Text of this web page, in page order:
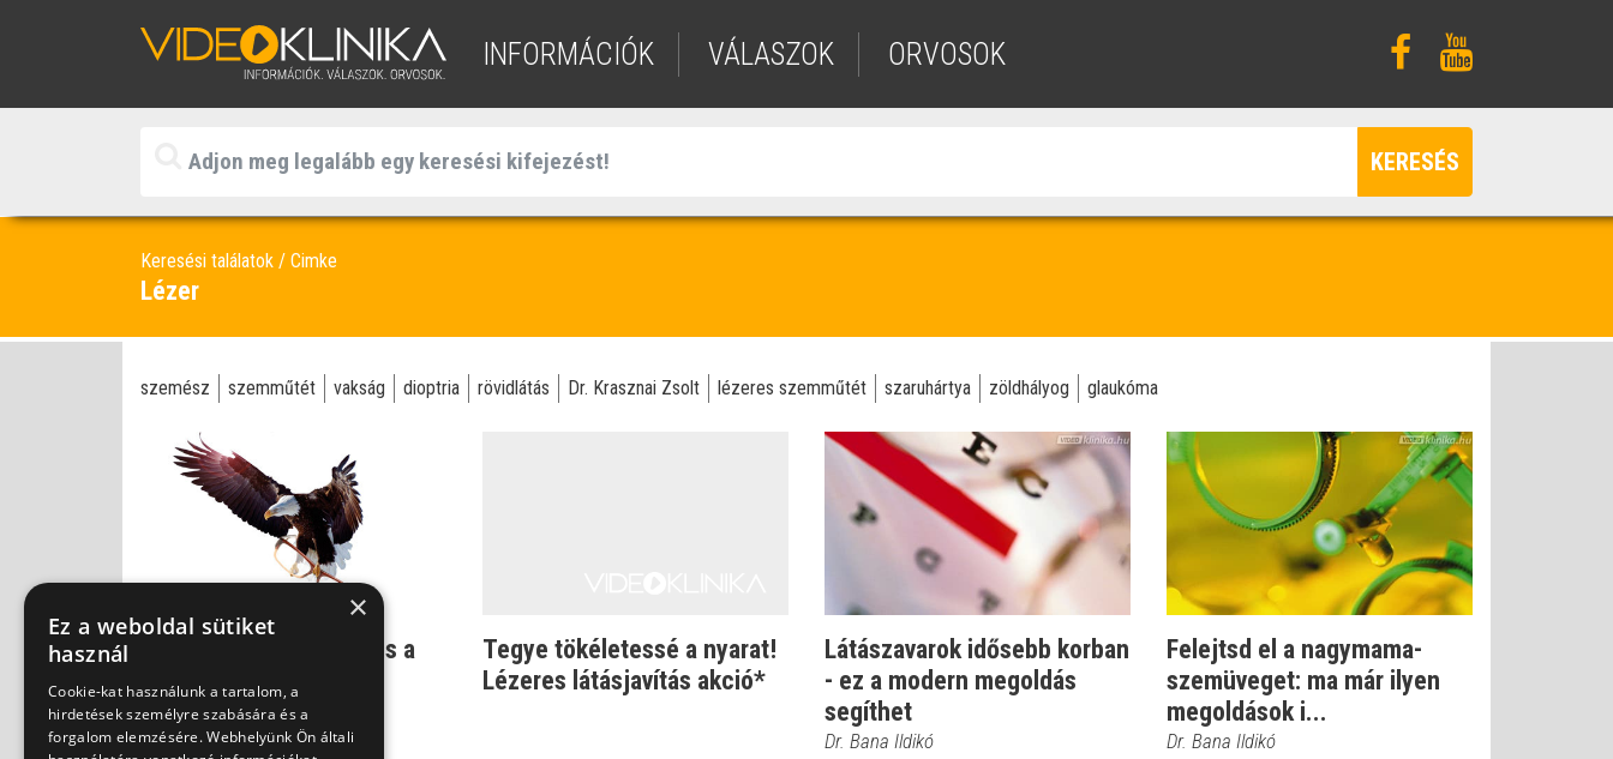
INFORMÁCIÓK VÁLASZOK ORVOSOK
KERESÉS
Keresési találatok Cimke
Lézer
szemész szemműtét vakság dioptria rövidlátás Dr. Krasznai Zsolt lézeres szemműtét szaruhártya zöldhályog glaukóma
Miért a Sasszemkezelés a
legnépszerűbb lézeres
szemműtét? (X...
Tegye tökéletessé a nyarat!
Lézeres látásjavítás akció*
Látászavarok idősebb korban
- ez a modern megoldás
segíthet
Dr. Bana Ildikó
Felejtsd el a nagymama-
szemüveget: ma már ilyen
megoldások i...
Dr. Bana Ildikó
×
Ez a weboldal sütiket
használ
Cookie-kat használunk a tartalom, a
hirdetések személyre szabására és a
forgalom elemzésére. Webhelyünk Ön általi